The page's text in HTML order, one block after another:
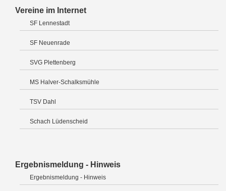
Vereine im Internet
SF Lennestadt
SF Neuenrade
SVG Plettenberg
MS Halver-Schalksmühle
TSV Dahl
Schach Lüdenscheid
Ergebnismeldung - Hinweis
Ergebnismeldung - Hinweis